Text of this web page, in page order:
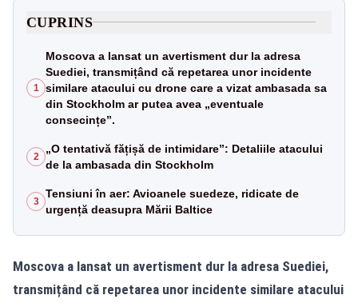
CUPRINS
1
Moscova a lansat un avertisment dur la adresa
Suediei, transmițând că repetarea unor incidente
similare atacului cu drone care a vizat ambasada sa
din Stockholm ar putea avea „eventuale
consecințe”.
2
„O tentativă fățișă de intimidare”: Detaliile atacului
de la ambasada din Stockholm
3
Tensiuni în aer: Avioanele suedeze, ridicate de
urgență deasupra Mării Baltice
Moscova a lansat un avertisment dur la adresa Suediei,
transmițând că repetarea unor incidente similare atacului